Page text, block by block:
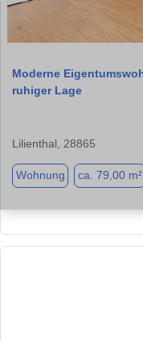
Moderne
ruhiger Lage
Lilienthal, 28865
Wohnung ca. 79,00 m²